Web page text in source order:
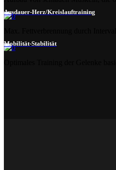
Ausdauer-Herz/Kreislauftraining
Mobilität-Stabilität